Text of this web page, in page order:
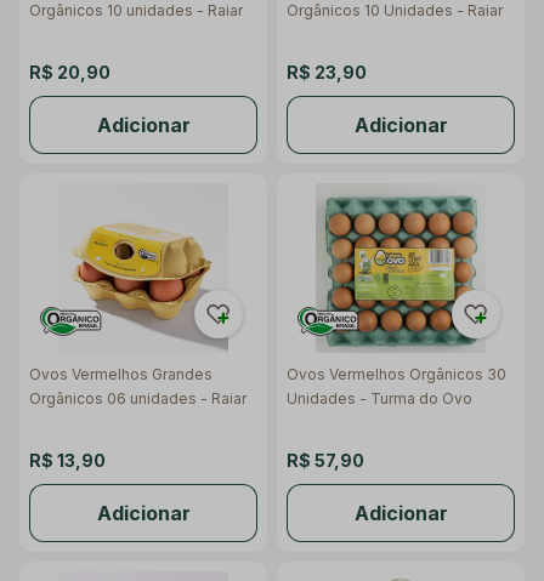
Orgânicos 10 unidades - Raiar
R$ 20,90
Adicionar
Orgânicos 10 Unidades - Raiar
R$ 23,90
Adicionar
Ovos Vermelhos Grandes
Orgânicos 06 unidades - Raiar
R$ 13,90
Adicionar
Ovos Vermelhos Orgânicos 30
Unidades - Turma do Ovo
R$ 57,90
Adicionar